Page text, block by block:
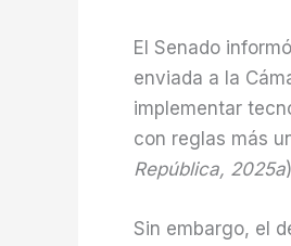
El Senado
enviada a la
implementar
con reglas más
República, 2025a
Sin embargo, el